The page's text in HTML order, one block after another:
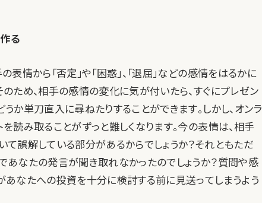
る
表情から「否定」や「困惑」、「退屈」などの感情をはるかに
ため、相手の感情の変化に気が付いたら、すぐにプレゼン
か単刀直入に尋ねたりすることができます。しかし、オンラ
読み取ることがずっと難しくなります。今の表情は、相手
て誤解している部分があるからでしょうか？それともただ
あなたの発言が聞き取れなかったのでしょうか？質問や感
あなたへの投資を十分に検討する前に見送ってしまうよう